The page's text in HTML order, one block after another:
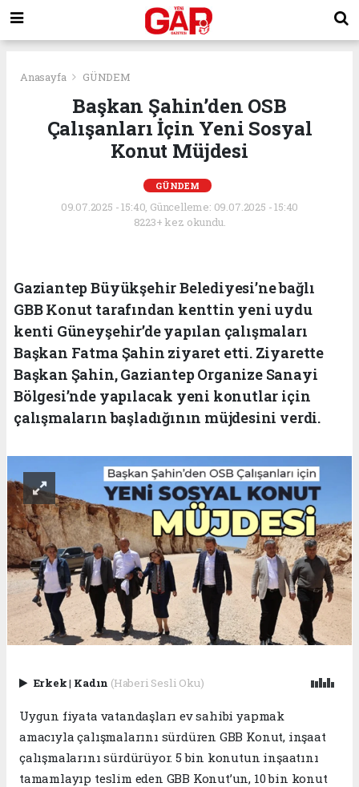
Anasayfa GÜNDEM
Başkan Şahin’den OSB
Çalışanları İçin Yeni Sosyal
Konut Müjdesi
GÜNDEM
09.07.2025 - 15:40, Güncelleme: 09.07.2025 - 15:40
8223+ kez okundu.
Gaziantep Büyükşehir Belediyesi’ne bağlı
GBB Konut tarafından kenttin yeni uydu
kenti Güneyşehir’de yapılan çalışmaları
Başkan Fatma Şahin ziyaret etti. Ziyarette
Başkan Şahin, Gaziantep Organize Sanayi
Bölgesi’nde yapılacak yeni konutlar için
çalışmaların başladığının müjdesini verdi.
Erkek| Kadın (Haberi Sesli Oku)
Uygun fiyata vatandaşları ev sahibi yapmak
amacıyla çalışmalarını sürdüren GBB Konut, inşaat
çalışmalarını sürdürüyor. 5 bin konutun inşaatını
tamamlayıp teslim eden GBB Konut’un, 10 bin konut